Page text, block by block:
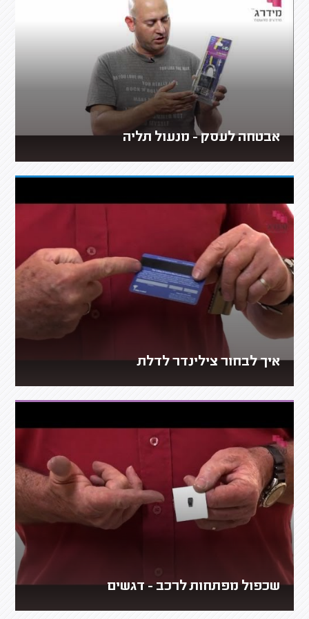
אבטחה לעסק - מנעול תליה
איך לבחור צילינדר לדלת
שכפול מפתחות לרכב - דגשים